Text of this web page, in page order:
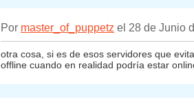
Por master_of_puppetz el 28 de Junio
otra cosa, si es de esos servidores que
offline cuando en realidad podría estar